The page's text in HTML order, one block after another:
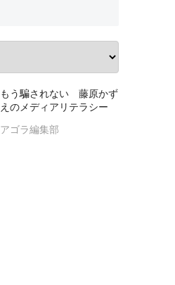
もう騙されない 藤原かず
えのメディアリテラシー
アゴラ編集部